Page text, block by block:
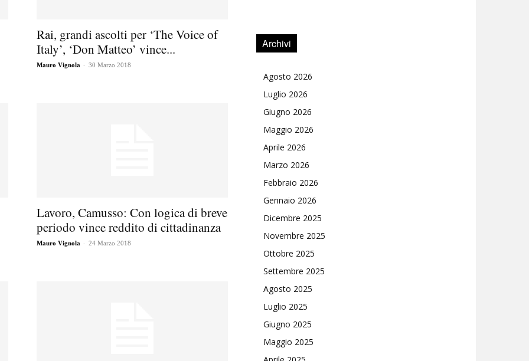
Rai, grandi ascolti per ‘The Voice of
Italy’, ‘Don Matteo’ vince...
Mauro Vignola - 30 Marzo 2018
Lavoro, Camusso: Con logica di breve
periodo vince reddito di cittadinanza
Mauro Vignola - 24 Marzo 2018
Archivi
Agosto 2026
Luglio 2026
Giugno 2026
Maggio 2026
Aprile 2026
Marzo 2026
Febbraio 2026
Gennaio 2026
Dicembre 2025
Novembre 2025
Ottobre 2025
Settembre 2025
Agosto 2025
Luglio 2025
Giugno 2025
Maggio 2025